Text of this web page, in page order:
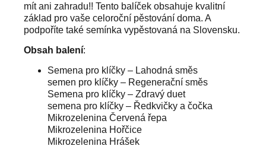
mít ani zahradu!! Tento balíček obsahuje kvalitní
základ pro vaše celoroční pěstování doma. A
podpoříte také semínka vypěstovaná na Slovensku.
Obsah balení:
Semena pro klíčky – Lahodná směs
semen pro klíčky – Regenerační směs
Semena pro klíčky – Zdravý duet
semena pro klíčky – Ředkvičky a čočka
Mikrozelenina Červená řepa
Mikrozelenina Hořčice
Mikrozelenina Hrášek